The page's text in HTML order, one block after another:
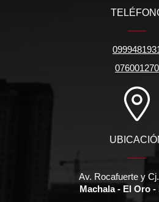
076001270
Av. Rocafuerte y
Machala - El Oro